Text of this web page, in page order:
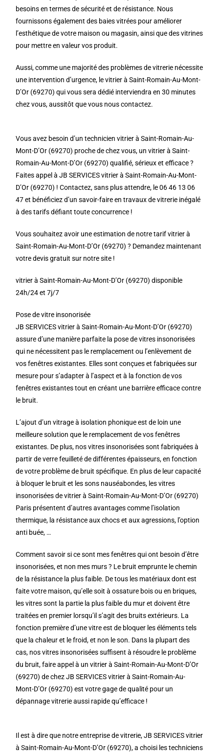
besoins en termes de sécurité et de résistance. Nous
fournissons également des baies vitrées pour améliorer
l’esthétique de votre maison ou magasin, ainsi que des vitrines
pour mettre en valeur vos produit.
Aussi, comme une majorité des problèmes de vitrerie nécessite
une intervention d’urgence, le vitrier à Saint-Romain-Au-Mont-
D’Or (69270) qui vous sera dédié interviendra en 30 minutes
chez vous, aussitôt que vous nous contactez.
Vous avez besoin d’un technicien vitrier à Saint-Romain-Au-
Mont-D’Or (69270) proche de chez vous, un vitrier à Saint-
Romain-Au-Mont-D’Or (69270) qualifié, sérieux et efficace ?
Faites appel à JB SERVICES vitrier à Saint-Romain-Au-Mont-
D’Or (69270) ! Contactez, sans plus attendre, le 06 46 13 06
47 et bénéficiez d’un savoir-faire en travaux de vitrerie inégalé
à des tarifs défiant toute concurrence !
Vous souhaitez avoir une estimation de notre tarif vitrier à
Saint-Romain-Au-Mont-D’Or (69270) ? Demandez maintenant
votre devis gratuit sur notre site !
vitrier à Saint-Romain-Au-Mont-D’Or (69270) disponible
24h/24 et 7j/7
Pose de vitre insonorisée
JB SERVICES vitrier à Saint-Romain-Au-Mont-D’Or (69270)
assure d’une manière parfaite la pose de vitres insonorisées
qui ne nécessitent pas le remplacement ou l’enlèvement de
vos fenêtres existantes. Elles sont conçues et fabriquées sur
mesure pour s’adapter à l’aspect et à la fonction de vos
fenêtres existantes tout en créant une barrière efficace contre
le bruit.
L’ajout d’un vitrage à isolation phonique est de loin une
meilleure solution que le remplacement de vos fenêtres
existantes. De plus, nos vitres insonorisées sont fabriquées à
partir de verre feuilleté de différentes épaisseurs, en fonction
de votre problème de bruit spécifique. En plus de leur capacité
à bloquer le bruit et les sons nauséabondes, les vitres
insonorisées de vitrier à Saint-Romain-Au-Mont-D’Or (69270)
Paris présentent d’autres avantages comme l’isolation
thermique, la résistance aux chocs et aux agressions, l’option
anti buée, …
Comment savoir si ce sont mes fenêtres qui ont besoin d’être
insonorisées, et non mes murs ? Le bruit emprunte le chemin
de la résistance la plus faible. De tous les matériaux dont est
faite votre maison, qu’elle soit à ossature bois ou en briques,
les vitres sont la partie la plus faible du mur et doivent être
traitées en premier lorsqu’il s’agit des bruits extérieurs. La
fonction première d’une vitre est de bloquer les éléments tels
que la chaleur et le froid, et non le son. Dans la plupart des
cas, nos vitres insonorisées suffisent à résoudre le problème
du bruit, faire appel à un vitrier à Saint-Romain-Au-Mont-D’Or
(69270) de chez JB SERVICES vitrier à Saint-Romain-Au-
Mont-D’Or (69270) est votre gage de qualité pour un
dépannage vitrerie aussi rapide qu’efficace !
Il est à dire que notre entreprise de vitrerie, JB SERVICES vitrier
à Saint-Romain-Au-Mont-D’Or (69270), a choisi les techniciens